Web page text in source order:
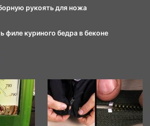
рукоять для ножа
филе куриного бедра в беконе